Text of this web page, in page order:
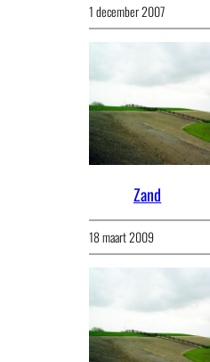
1 december 2007
Zand
18 maart 2009